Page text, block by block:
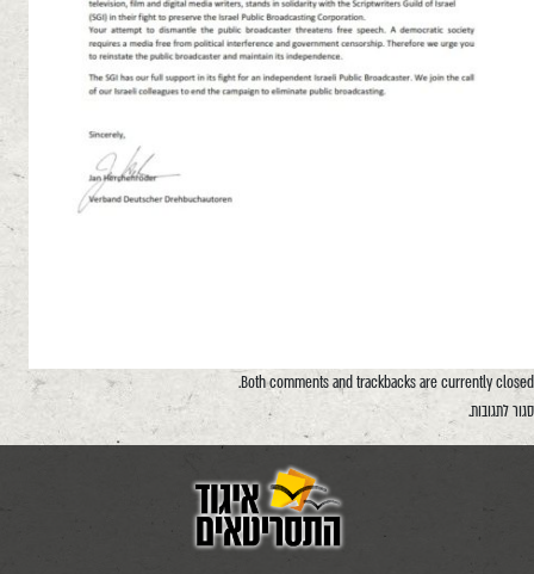
Both comments and trackbacks are currently closed.
סגור לתגובות.